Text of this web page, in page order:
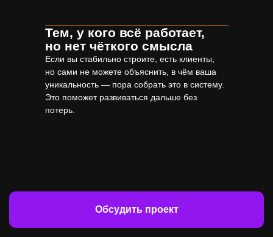
Тем, у кого всё работает,
но нет чёткого смысла
Если вы стабильно строите, есть клиенты,
но сами не можете объяснить, в чём ваша
уникальность — пора собрать это в систему.
Это поможет развиваться дальше без
потерь.
Обсудить проект